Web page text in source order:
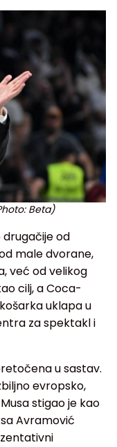
Beta)
od
male dvorane,
već od velikog
cilj, a Coca-
uklapa u
za spektakl i
u sastav.
evropsko,
stigao je kao
Avramović